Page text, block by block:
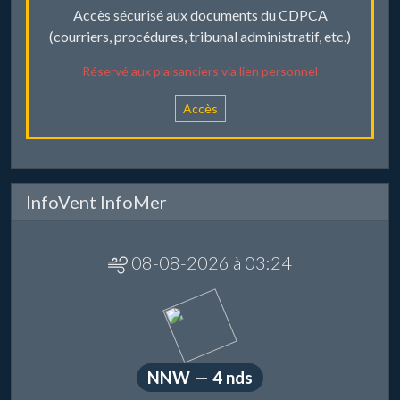
Accès sécurisé aux documents du CDPCA
(courriers, procédures, tribunal administratif, etc.)
Réservé aux plaisanciers via lien personnel
Accès
InfoVent InfoMer
08-08-2026 à 03:24
NNW — 4 nds